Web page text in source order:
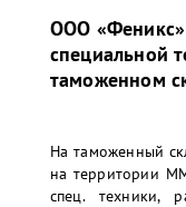
ООО «Феникс»
специальной
таможенном
На таможенный
на территории
спец. техники,